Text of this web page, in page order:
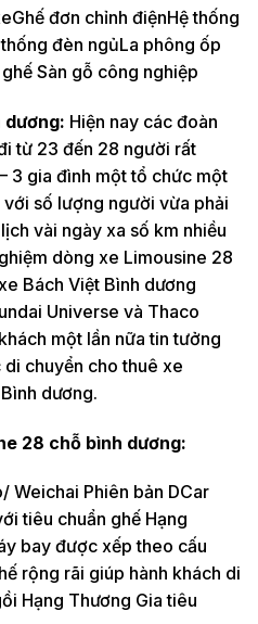
đơn chỉnh điệnHệ thống
đèn ngủLa phông ốp
Sàn gỗ công nghiệp
dương: Hiện nay các đoàn
từ 23 đến 28 người rất
3 gia đình một tổ chức một
số lượng người vừa phải
vài ngày xa số km nhiều
dòng xe Limousine 28
Bách Việt Bình dương
Universe và Thaco
một lần nữa tin tưởng
chuyển cho thuê xe
dương.
28 chỗ bình dương:
Weichai Phiên bản DCar
tiêu chuẩn ghế Hạng
bay được xếp theo cấu
rộng rãi giúp hành khách di
Hạng Thương Gia tiêu